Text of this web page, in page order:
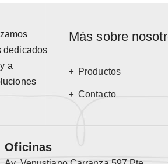
dedicados
a
Más sobre
Productos
Contacto
Oficinas